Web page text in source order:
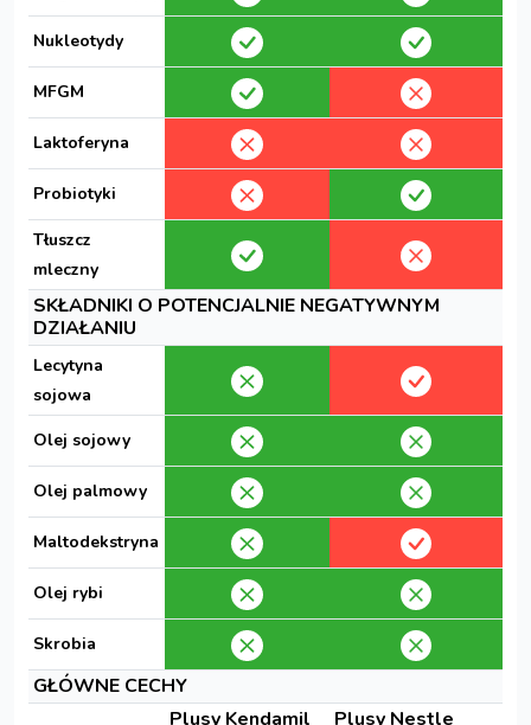
Nukleotydy
MFGM
Laktoferyna
Probiotyki
Tłuszcz
mleczny
SKŁADNIKI O POTENCJALNIE NEGATYWNYM
DZIAŁANIU
Lecytyna
sojowa
Olej sojowy
Olej palmowy
Maltodekstryna
Olej rybi
Skrobia
GŁÓWNE CECHY
Plusy Kendamil
Plusy Nestle